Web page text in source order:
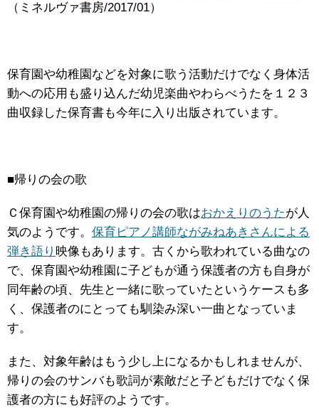
（ミネルヴァ書房/2017/01）
保育園や幼稚園などを対象に歌う活動だけでなく身体活
動への応用も盛り込んだ幼児楽曲やわらべうたを１２３
曲収録した保育書も今年に入り出版されています。
■帰りの会の歌
Ｃ保育園や幼稚園の帰りの会の歌はおかえりのうたが人
気のようです。 保育ピアノ講師ながみねあきさんによる
弾き語り 映像もあります。古くから歌われている曲なの
で、保育園や幼稚園に子どもが通う保護者の方も自身が
同年齢の頃、先生と一緒に歌っていたというケースも多
く、保護者のにとっても馴染み深い一曲となっていま
す。
また、対象年齢はもう少し上になるかもしれませんが、
帰りの会のサンバも歌詞が素敵だと子どもだけでなく保
護者の方にも好評のようです。